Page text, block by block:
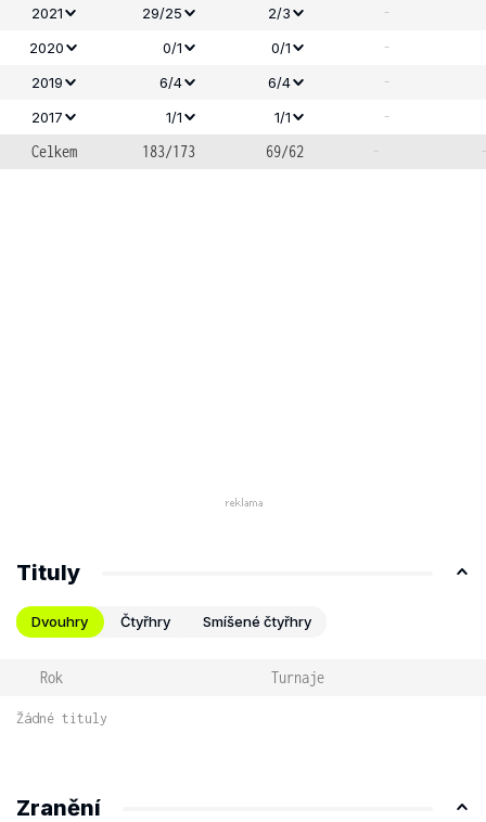
2021 29/25 2/3 -
2020 0/1 0/1 -
2019 6/4 6/4 -
2017 1/1 1/1
-
Celkem
183/173 69/62 -
Tituly
Dvouhry Čtyřhry Smíšené čtyřhry
Rok Turnaje
Žádné tituly
Zranění